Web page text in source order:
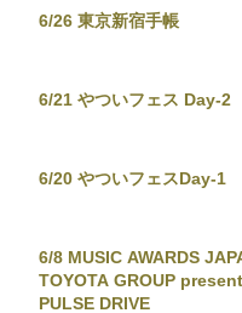
6/26 東京新宿手帳
6/21 やついフェス Day-2
6/20 やついフェスDay-1
6/8 MUSIC AWARDS
TOYOTA GROUP
PULSE DRIVE